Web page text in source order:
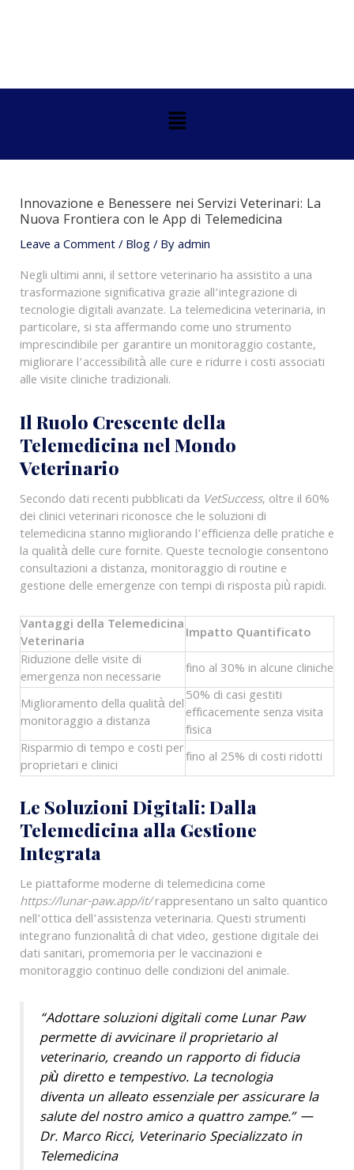
Menu
Innovazione e Benessere nei Servizi Veterinari: La
Nuova Frontiera con le App di Telemedicina
Leave a Comment/Blog/ Byadmin
Negli ultimi anni, il settore veterinario ha assistito a una
trasformazione significativa grazie all’integrazione di
tecnologie digitali avanzate. La telemedicina veterinaria, in
particolare, si sta affermando come uno strumento
imprescindibile per garantire un monitoraggio costante,
migliorare l’accessibilità alle cure e ridurre i costi associati
alle visite cliniche tradizionali.
Il Ruolo Crescente della
Telemedicina nel Mondo
Veterinario
Secondo dati recenti pubblicati da VetSuccess, oltre il 60%
dei clinici veterinari riconosce che le soluzioni di
telemedicina stanno migliorando l’efficienza delle pratiche e
la qualità delle cure fornite. Queste tecnologie consentono
consultazioni a distanza, monitoraggio di routine e
gestione delle emergenze con tempi di risposta più rapidi.
Vantaggi della Telemedicina
Veterinaria
Impatto Quantificato
Riduzione delle visite di
emergenza non necessarie
fino al 30% in alcune cliniche
Miglioramento della qualità del
monitoraggio a distanza
50% di casi gestiti
efficacemente senza visita
fisica
Risparmio di tempo e costi per
proprietari e clinici
fino al 25% di costi ridotti
Le Soluzioni Digitali: Dalla
Telemedicina alla Gestione
Integrata
Le piattaforme moderne di telemedicina come
https://lunar-paw.app/it/rappresentano un salto quantico
nell’ottica dell’assistenza veterinaria. Questi strumenti
integrano funzionalità di chat video, gestione digitale dei
dati sanitari, promemoria per le vaccinazioni e
monitoraggio continuo delle condizioni del animale.
“Adottare soluzioni digitali come Lunar Paw
permette di avvicinare il proprietario al
veterinario, creando un rapporto di fiducia
più diretto e tempestivo. La tecnologia
diventa un alleato essenziale per assicurare la
salute del nostro amico a quattro zampe.” —
Dr. Marco Ricci, Veterinario Specializzato in
Telemedicina